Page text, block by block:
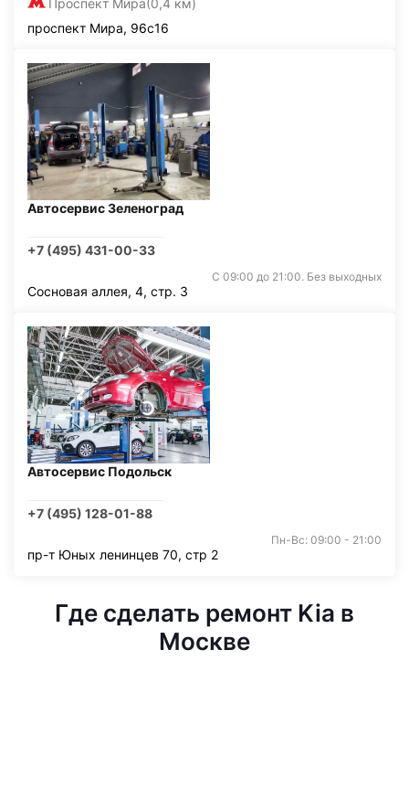
Проспект Мира(0,4 км)
проспект Мира, 96с16
Автосервис Зеленоград
+7 (495) 431-00-33
С 09:00 до 21:00. Без выходных
Сосновая аллея, 4, стр. 3
Автосервис Подольск
+7 (495) 128-01-88
Пн-Вс: 09:00 - 21:00
пр-т Юных ленинцев 70, стр 2
Где сделать ремонт Kia в
Москве